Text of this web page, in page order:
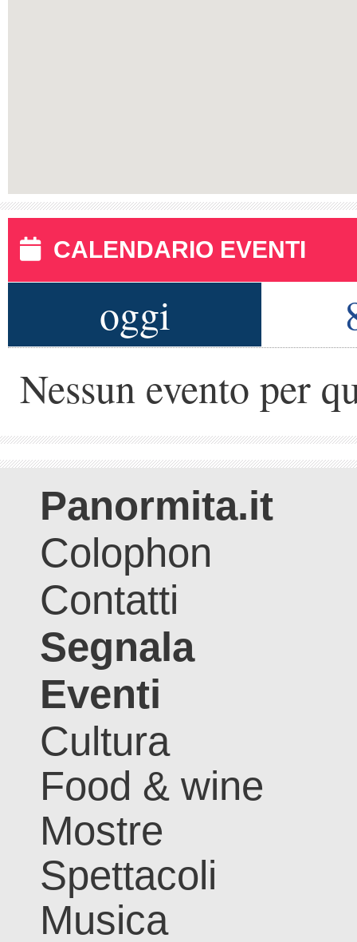
CALENDARIO EVENTI
oggi
Nessun evento per
Panormita.it
Colophon
Contatti
Segnala
Eventi
Cultura
Food & wine
Mostre
Spettacoli
Musica